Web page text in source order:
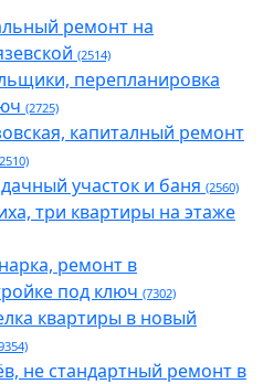
ремонт на
(2514)
перепланировка
(2725)
капиталный ремонт
участок и баня (2560)
три квартиры на этаже
ремонт в
под ключ (7302)
квартиры в новый
не стандартный ремонт в